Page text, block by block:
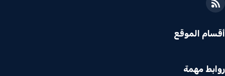
أقسام الموقع
روابط مهمة